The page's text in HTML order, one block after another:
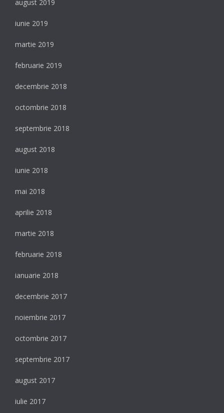
august 2019
iunie 2019
martie 2019
februarie 2019
decembrie 2018
octombrie 2018
septembrie 2018
august 2018
iunie 2018
mai 2018
aprilie 2018
martie 2018
februarie 2018
ianuarie 2018
decembrie 2017
noiembrie 2017
octombrie 2017
septembrie 2017
august 2017
iulie 2017